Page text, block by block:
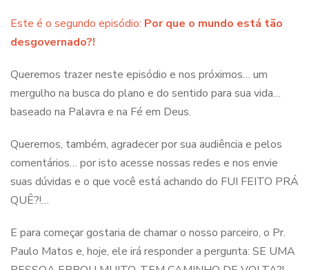
Este é o segundo episódio: Por que o mundo está tão
desgovernado?!
Queremos trazer neste episódio e nos próximos… um
mergulho na busca do plano e do sentido para sua vida…
baseado na Palavra e na Fé em Deus.
Queremos, também, agradecer por sua audiência e pelos
comentários… por isto acesse nossas redes e nos envie
suas dúvidas e o que você está achando do FUI FEITO PRÁ
QUÊ?!…
E para começar gostaria de chamar o nosso parceiro, o Pr.
Paulo Matos e, hoje, ele irá responder a pergunta: SE UMA